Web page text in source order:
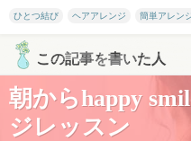
ひとつ結び ヘアアレンジ 簡単アレン
この記事を書いた人
朝からhappy
ジレッスン